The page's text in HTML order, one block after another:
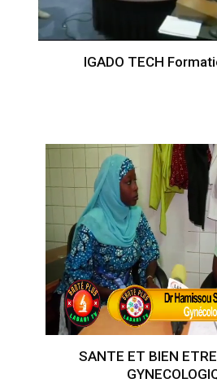
IGADO TECH
SANTE ET BIEN